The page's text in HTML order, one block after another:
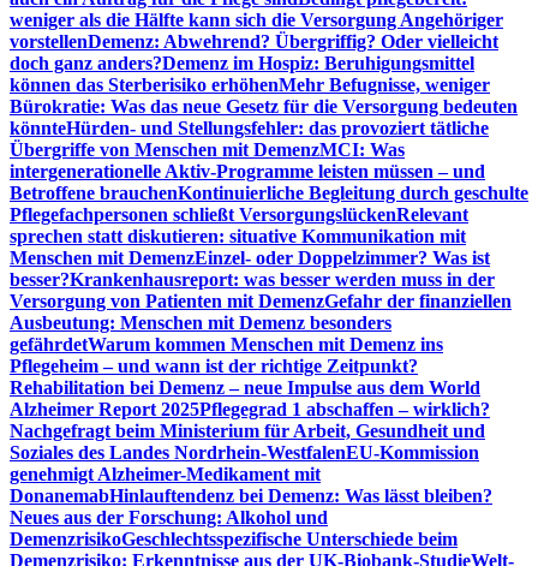
weniger als die Hälfte kann sich die Versorgung Angehöriger
vorstellenDemenz: Abwehrend? Übergriffig? Oder vielleicht
doch ganz anders?Demenz im Hospiz: Beruhigungsmittel
können das Sterberisiko erhöhenMehr Befugnisse, weniger
Bürokratie: Was das neue Gesetz für die Versorgung bedeuten
könnteHürden- und Stellungsfehler: das provoziert tätliche
Übergriffe von Menschen mit DemenzMCI: Was
intergenerationelle Aktiv-Programme leisten müssen – und
Betroffene brauchenKontinuierliche Begleitung durch geschulte
Pflegefachpersonen schließt VersorgungslückenRelevant
sprechen statt diskutieren: situative Kommunikation mit
Menschen mit DemenzEinzel- oder Doppelzimmer? Was ist
besser?Krankenhausreport: was besser werden muss in der
Versorgung von Patienten mit DemenzGefahr der finanziellen
Ausbeutung: Menschen mit Demenz besonders
gefährdetWarum kommen Menschen mit Demenz ins
Pflegeheim – und wann ist der richtige Zeitpunkt?
Rehabilitation bei Demenz – neue Impulse aus dem World
Alzheimer Report 2025Pflegegrad 1 abschaffen – wirklich?
Nachgefragt beim Ministerium für Arbeit, Gesundheit und
Soziales des Landes Nordrhein-WestfalenEU-Kommission
genehmigt Alzheimer-Medikament mit
DonanemabHinlauftendenz bei Demenz: Was lässt bleiben?
Neues aus der Forschung: Alkohol und
DemenzrisikoGeschlechtsspezifische Unterschiede beim
Demenzrisiko: Erkenntnisse aus der UK-Biobank-StudieWelt-